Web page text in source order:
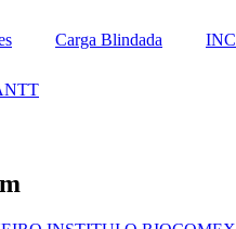
Carga Blindada